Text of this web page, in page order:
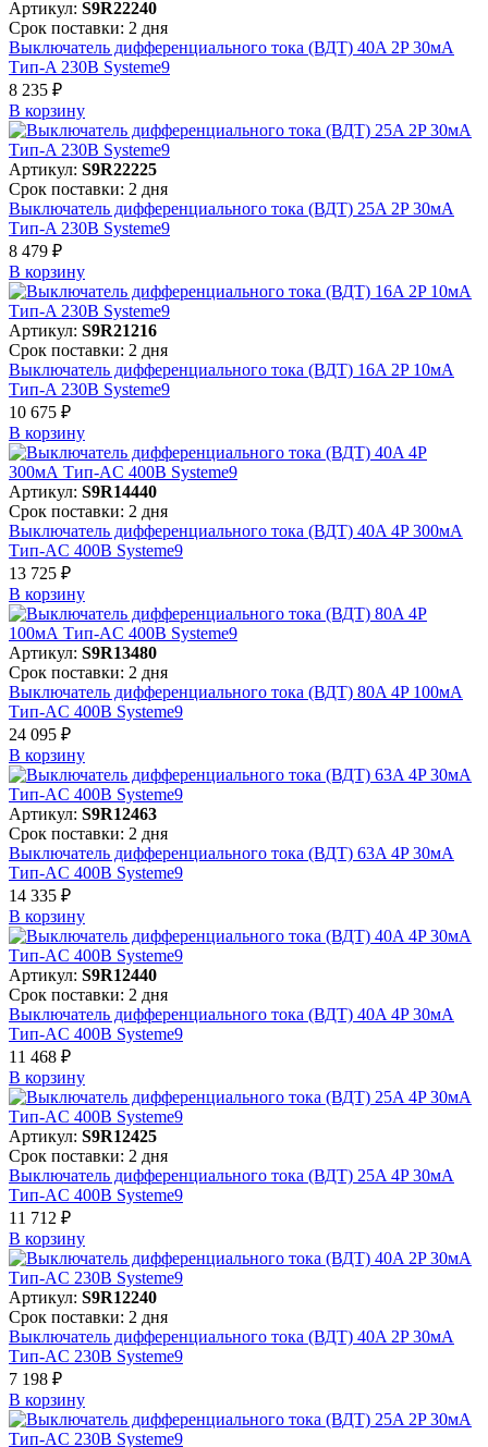
Артикул: S9R22240
Срок поставки: 2 дня
Выключатель дифференциального тока (ВДТ) 40A 2P 30мА
Тип-A 230В Systeme9
8 235 ₽
В корзинy
Артикул: S9R22225
Срок поставки: 2 дня
Выключатель дифференциального тока (ВДТ) 25A 2P 30мА
Тип-A 230В Systeme9
8 479 ₽
В корзинy
Артикул: S9R21216
Срок поставки: 2 дня
Выключатель дифференциального тока (ВДТ) 16A 2P 10мА
Тип-A 230В Systeme9
10 675 ₽
В корзинy
Артикул: S9R14440
Срок поставки: 2 дня
Выключатель дифференциального тока (ВДТ) 40A 4P 300мА
Тип-AC 400В Systeme9
13 725 ₽
В корзинy
Артикул: S9R13480
Срок поставки: 2 дня
Выключатель дифференциального тока (ВДТ) 80A 4P 100мА
Тип-AC 400В Systeme9
24 095 ₽
В корзинy
Артикул: S9R12463
Срок поставки: 2 дня
Выключатель дифференциального тока (ВДТ) 63A 4P 30мА
Тип-AC 400В Systeme9
14 335 ₽
В корзинy
Артикул: S9R12440
Срок поставки: 2 дня
Выключатель дифференциального тока (ВДТ) 40A 4P 30мА
Тип-AC 400В Systeme9
11 468 ₽
В корзинy
Артикул: S9R12425
Срок поставки: 2 дня
Выключатель дифференциального тока (ВДТ) 25A 4P 30мА
Тип-AC 400В Systeme9
11 712 ₽
В корзинy
Артикул: S9R12240
Срок поставки: 2 дня
Выключатель дифференциального тока (ВДТ) 40A 2P 30мА
Тип-AC 230В Systeme9
7 198 ₽
В корзинy